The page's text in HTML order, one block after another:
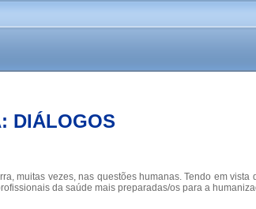
DIÁLOGOS
muitas vezes, nas questões humanas. Tendo em vista
da saúde mais preparadas/os para a